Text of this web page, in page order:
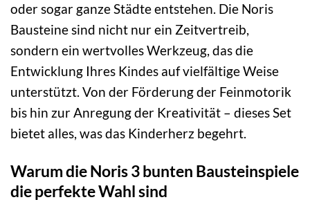
oder sogar ganze Städte entstehen. Die Noris
Bausteine sind nicht nur ein Zeitvertreib,
sondern ein wertvolles Werkzeug, das die
Entwicklung Ihres Kindes auf vielfältige Weise
unterstützt. Von der Förderung der Feinmotorik
bis hin zur Anregung der Kreativität – dieses Set
bietet alles, was das Kinderherz begehrt.
Warum die Noris 3 bunten Bausteinspiele
die perfekte Wahl sind